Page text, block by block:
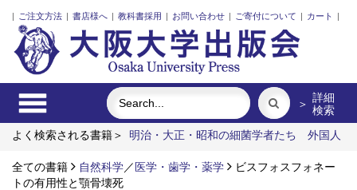
| ご注文方法 | 書店様へ | 教科書採用 | お問い合わせ | ご寄付について | カート |
＞ 詳細
検索
よく検索される書籍＞
明治・大正・昭和の細菌学者たち
外国人
橋）
固体高分子形燃料電池要素材料・水素貯蔵材料の知的設計
模索するロシア帝国
全ての書籍 自然科学／ 医学・歯学・薬学
ビスフォスフォネー
トの有用性と顎骨壊死